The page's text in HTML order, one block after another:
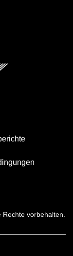
vorbehalten.